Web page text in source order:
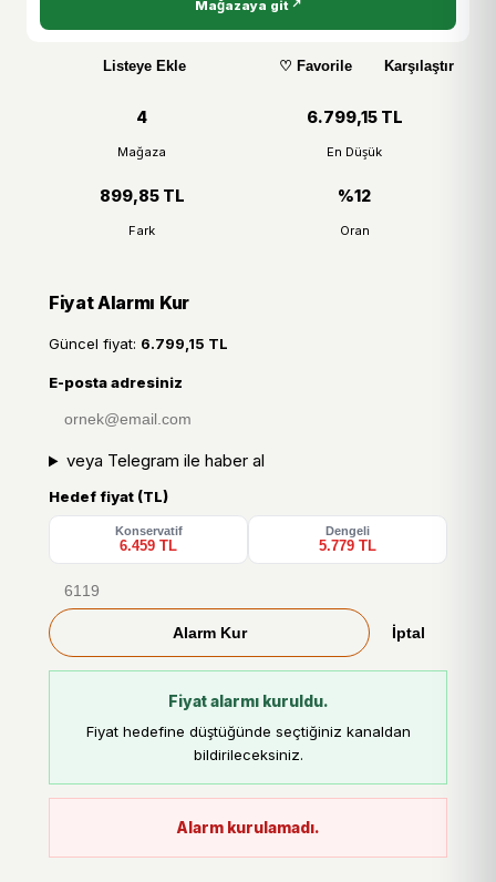
Mağazaya git
Listeye Ekle ♡ Favorile Karşılaştır
4
Mağaza
6.799,15 TL
En Düşük
899,85 TL
Fark
%12
Oran
Fiyat Alarmı Kur
Güncel fiyat: 6.799,15 TL
E-posta adresiniz
veya Telegram ile haber al
Hedef fiyat (TL)
Konservatif
6.459 TL
Dengeli
5.779 TL
Alarm Kur İptal
Fiyat alarmı kuruldu.
Fiyat hedefine düştüğünde seçtiğiniz kanaldan
bildirileceksiniz.
Alarm kurulamadı.